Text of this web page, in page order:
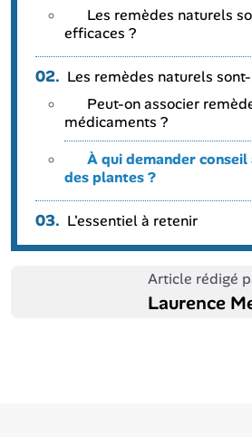
Les remèdes naturels
efficaces ?
02. Les remèdes naturels
Peut-on associer
médicaments ?
À qui demander
des plantes ?
03. L'essentiel à retenir
Article rédigé
Laurence